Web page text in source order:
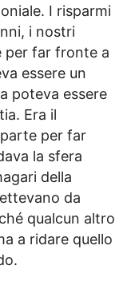
I risparmi
i nostri
per far fronte a
essere un
poteva essere
Era il
per far
la sfera
della
da
qualcun altro
a ridare quello